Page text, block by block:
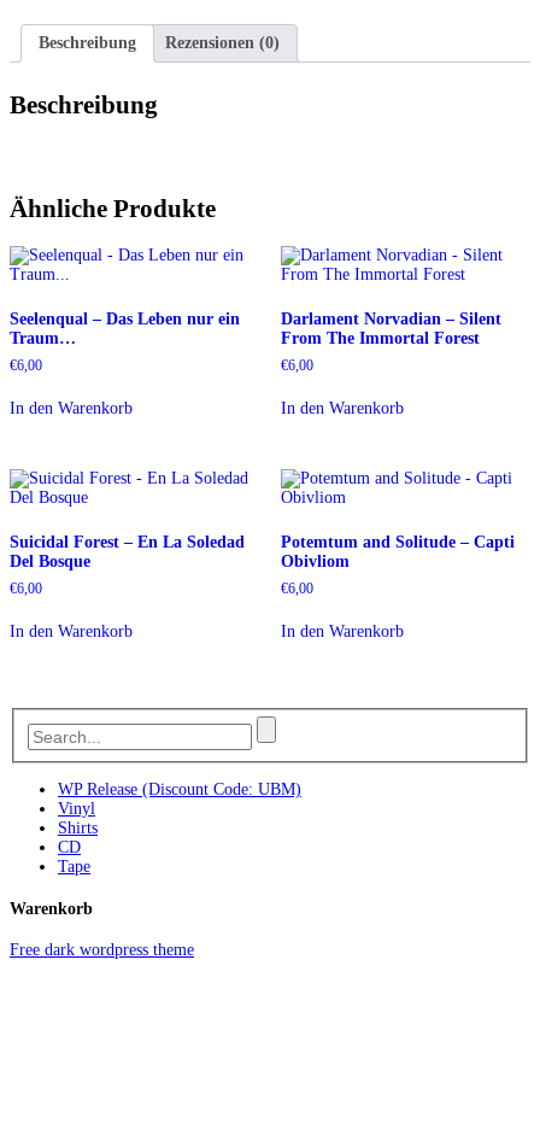
Beschreibung
Rezensionen (0)
Beschreibung
Ähnliche Produkte
Seelenqual – Das Leben nur ein
Traum…
€6,00
In den Warenkorb
Darlament Norvadian – Silent
From The Immortal Forest
€6,00
In den Warenkorb
Suicidal Forest – En La Soledad
Del Bosque
€6,00
In den Warenkorb
Potemtum and Solitude – Capti
Obivliom
€6,00
In den Warenkorb
WP Release (Discount Code: UBM)
Vinyl
Shirts
CD
Tape
Warenkorb
Free dark wordpress theme